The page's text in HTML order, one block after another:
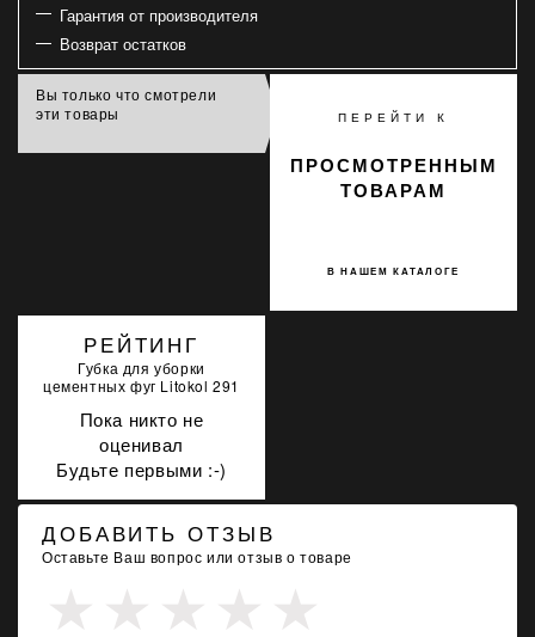
Гарантия от производителя
Возврат остатков
Вы только что смотрели
эти товары
ПЕРЕЙТИ К
В НАШЕМ КАТАЛОГЕ
ПРОСМОТРЕННЫМ
ТОВАРАМ
РЕЙТИНГ
Губка для уборки
цементных фуг Litokol 291
Пока никто не
оценивал
Будьте первыми :-)
ДОБАВИТЬ ОТЗЫВ
Оставьте Ваш вопрос или отзыв о товаре